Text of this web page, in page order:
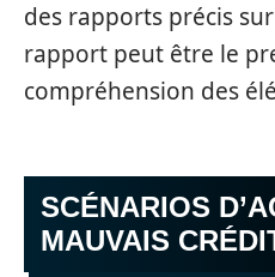
des rapports précis
rapport peut être le
compréhension des
SCÉNARIOS
MAUVAIS